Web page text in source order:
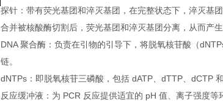
探针：带有荧光基团和淬灭基团，在完整状态下，淬灭基
合并被核酸酶切割后，荧光基团和淬灭基团分离，从而产生
DNA 聚合酶：负责在引物的引导下，将脱氧核苷酸（
链。
dNTPs：即脱氧核苷三磷酸，包括 dATP、dTTP、dCTP
反应缓冲液：为 PCR 反应提供适宜的 pH 值、离子强度